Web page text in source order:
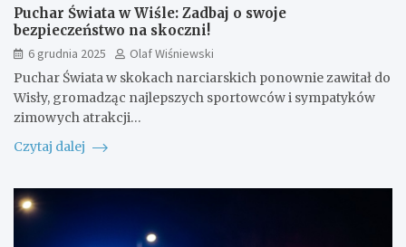
Puchar Świata w Wiśle: Zadbaj o swoje
bezpieczeństwo na skoczni!
6 grudnia 2025
Olaf Wiśniewski
Puchar Świata w skokach narciarskich ponownie zawitał do
Wisły, gromadząc najlepszych sportowców i sympatyków
zimowych atrakcji…
Czytaj dalej